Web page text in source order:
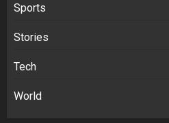
Sports
Stories
Tech
World